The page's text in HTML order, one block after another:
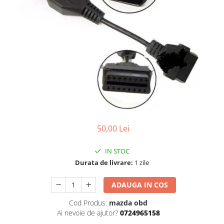
Testere multimarca
50,00 Lei
IN STOC
Durata de livrare: 1 zile
ADAUGA IN COS
Cod Produs: mazda obd
Ai nevoie de ajutor? 0724965158